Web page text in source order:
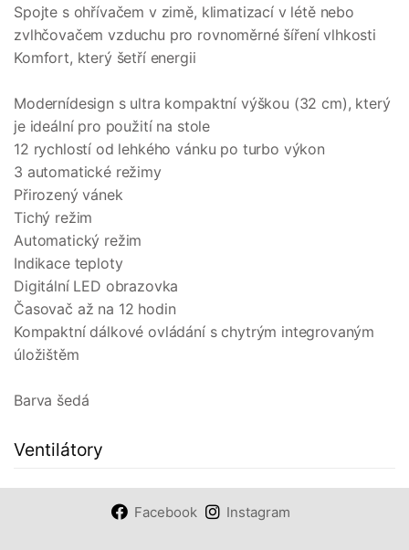
Spojte s ohřívačem v zimě, klimatizací v létě nebo
zvlhčovačem vzduchu pro rovnoměrné šíření vlhkosti
Komfort, který šetří energii
Modernídesign s ultra kompaktní výškou (32 cm), který
je ideální pro použití na stole
12 rychlostí od lehkého vánku po turbo výkon
3 automatické režimy
Přirozený vánek
Tichý režim
Automatický režim
Indikace teploty
Digitální LED obrazovka
Časovač až na 12 hodin
Kompaktní dálkové ovládání s chytrým integrovaným
úložištěm
Barva šedá
Ventilátory
Facebook Instagram